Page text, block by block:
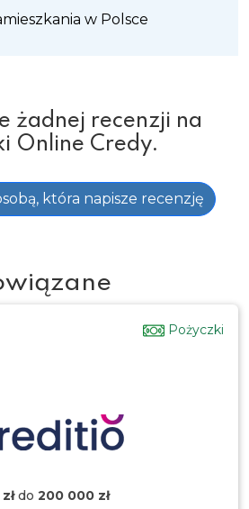
w Polsce
żadnej recenzji na
Online Credy.
która napisze recenzję
Pożyczki
do 200 000 zł